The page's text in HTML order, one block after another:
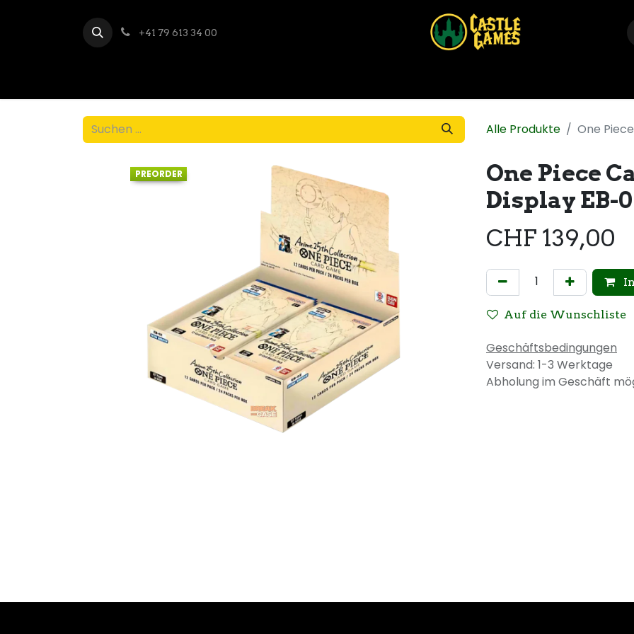
+41 79 613 34 00
Alle Produkte One
PREORDER
One Piece
Display EB-
CHF 139,00
Auf die Wunschliste
Geschäftsbedingungen
Versand: 1-3 Werktage
Abholung im Geschäft